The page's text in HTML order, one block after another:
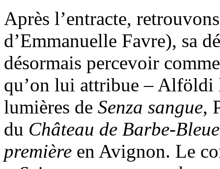
Après l’entracte,
d’Emmanuelle Favre), sa
désormais percevoir
qu’on lui attribue – Alföldi
lumières de Senza sangue,
du Château de Barbe-
première en Avignon. Le